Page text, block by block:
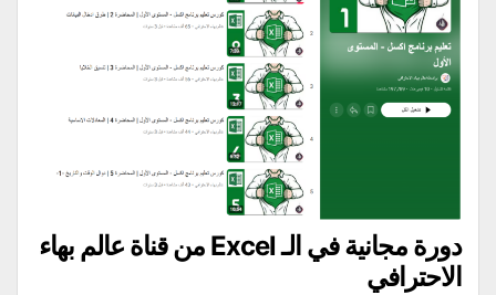
دورة مجانية في الـ Excel من قناة عالم بهاء
الاحترافي